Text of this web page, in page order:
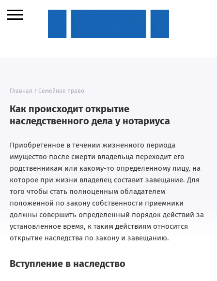
Главная / Семейное право
Как происходит открытие
наследственного дела у нотариуса
Приобретенное в течении жизненного периода
имущество после смерти владельца переходит его
родственникам или какому-то определенному лицу, на
которое при жизни владелец составит завещание. Для
того чтобы стать полноценным обладателем
положенной по закону собственности приемники
должны совершить определенный порядок действий за
установленное время, к таким действиям относится
открытие наследства по закону и завещанию.
Вступление в наследство